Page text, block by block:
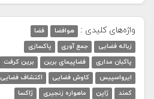
واژه‌های کلیدی : هوافضا
فضا
زباله فضایی
جمع آوری
پاکسازی
پاکبان مداری
فضاپیمای برین
برین کرفت
ایرواسپیس
کاوش فضایی
اکتشاف فضایی
کمند
ژاپن ماهواره زنجیری ژاکسا